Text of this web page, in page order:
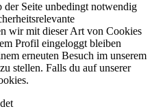
Seite unbedingt notwendig
wir mit dieser Art von Cookies
Profil eingeloggt bleiben
erneuten Besuch im unserem
stellen. Falls du auf unserer